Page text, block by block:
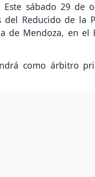
sábado 29 de
Reducido de la
de Mendoza, en el
como árbitro